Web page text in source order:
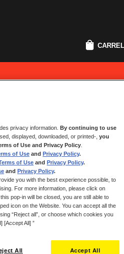
CLIENTI
di un account ha molti vantaggi:
ordini e altro ancora.
UN ACCOUNT
privacy information. By continuing to use
displayed, downloaded, or printed-, you
of Use and Privacy Policy
of Use and Privacy Policy.
of Use and Privacy Policy.
and Privacy Policy.
you with the best experience possible, to
For more information, please click on
pop-in will be closed, you are still able to
icon on the Website. You can accept all the
“Reject all”, or choose which cookies you
[Accept All] ”
All Accept All